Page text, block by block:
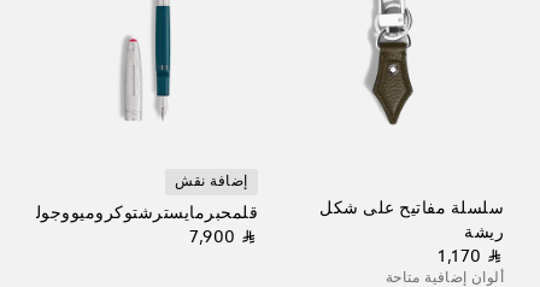
سلسلة مفاتيح على شكل
ريشة
⃁ 1,170
ألوان إضافية متاحة
إضافة نقش
⃁ 7,900